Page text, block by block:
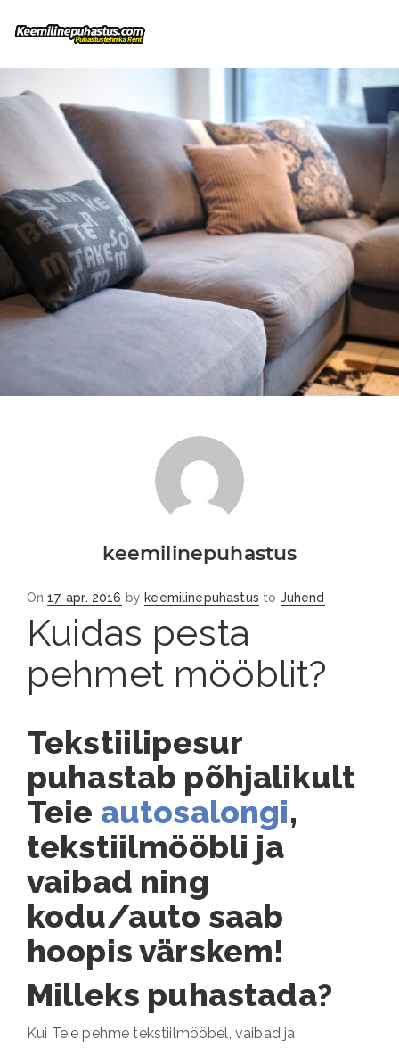
keemilinepuhastus
OnPosted
on
17. apr. 2016 by keemilinepuhastus to Juhend
Kuidas pesta
pehmet mööblit?
Tekstiilipesur
puhastab põhjalikult
Teie autosalongi,
tekstiilmööbli ja
vaibad ning
kodu/auto saab
hoopis värskem!
Milleks puhastada?
Kui Teie pehme tekstiilmööbel, vaibad ja